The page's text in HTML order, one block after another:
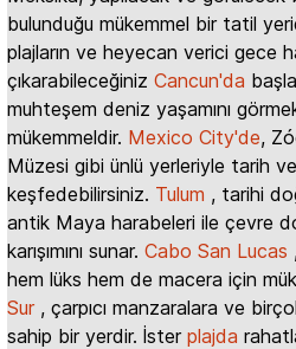
bulunduğu mükemmel bir tatil
plajların ve heyecan verici gece
çıkarabileceğiniz Cancun'da
muhteşem deniz yaşamını
mükemmeldir. Mexico City'de,
Müzesi gibi ünlü yerleriyle tarih
keşfedebilirsiniz. Tulum , tarihi
antik Maya harabeleri ile çevre
karışımını sunar. Cabo San Lucas
hem lüks hem de macera için
Sur, çarpıcı manzaralara ve
sahip bir yerdir. İster plajda